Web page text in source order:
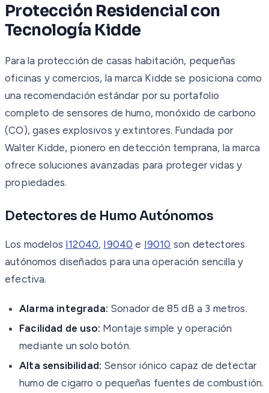
Protección Residencial con
Tecnología Kidde
Para la protección de casas habitación, pequeñas
oficinas y comercios, la marca Kidde se posiciona como
una recomendación estándar por su portafolio
completo de sensores de humo, monóxido de carbono
(CO), gases explosivos y extintores. Fundada por
Walter Kidde, pionero en detección temprana, la marca
ofrece soluciones avanzadas para proteger vidas y
propiedades.
Detectores de Humo Autónomos
Los modelos I12040, I9040 e I9010 son detectores
autónomos diseñados para una operación sencilla y
efectiva.
Alarma integrada: Sonador de 85 dB a 3 metros.
Facilidad de uso: Montaje simple y operación
mediante un solo botón.
Alta sensibilidad: Sensor iónico capaz de detectar
humo de cigarro o pequeñas fuentes de combustión.